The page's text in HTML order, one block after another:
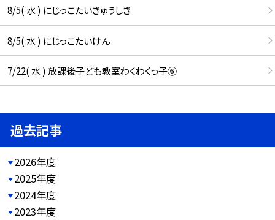
8/5( 水 ) にじっこたいきゅうしき
8/5( 水 ) にじっこたいけん
7/22( 水 ) 放課後子ども教室わくわくっ子⑥
過去記事
2026年度
2025年度
2024年度
2023年度